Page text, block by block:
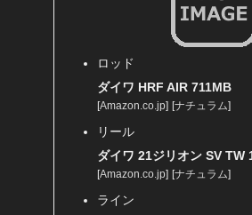
ロッド
ダイワ HRF AIR 711MB
[Amazon.co.jp] [ナチュラム]
リール
ダイワ 21ジリオン SV TW
[Amazon.co.jp] [ナチュラム]
ライン